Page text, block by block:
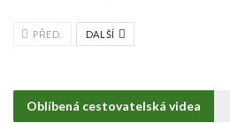
PŘED. DALŠÍ
Oblíbená cestovatelská videa